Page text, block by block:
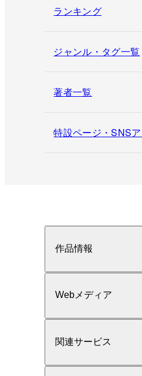
ランキング
ジャンル・タグ一覧
著者一覧
特設ページ・SNS
作品情報
Webメディア
関連サービス